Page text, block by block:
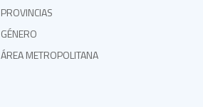
PROVINCIAS
GÉNERO
ÁREA METROPOLITANA